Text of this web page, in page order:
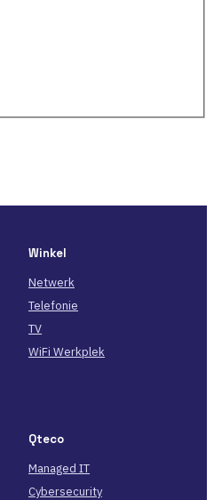
Winkel
Netwerk
Telefonie
TV
WiFi Werkplek
Qteco
Managed IT
Cybersecurity